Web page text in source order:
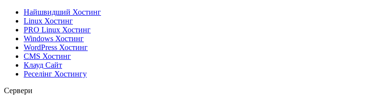
Найшвидший Хостинг
Linux Хостинг
PRO Linux Хостинг
Windows Хостинг
WordPress Хостинг
CMS Хостинг
Клауд Сайт
Реселінг Хостингу
Сервери